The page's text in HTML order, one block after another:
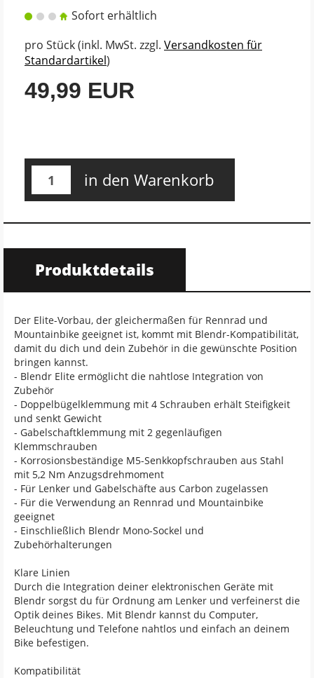
Sofort erhältlich
pro Stück (inkl. MwSt. zzgl. Versandkosten für
Standardartikel)
49,99 EUR
in den Warenkorb
Produktdetails
Der Elite-Vorbau, der gleichermaßen für Rennrad und
Mountainbike geeignet ist, kommt mit Blendr-Kompatibilität,
damit du dich und dein Zubehör in die gewünschte Position
bringen kannst.
- Blendr Elite ermöglicht die nahtlose Integration von
Zubehör
- Doppelbügelklemmung mit 4 Schrauben erhält Steifigkeit
und senkt Gewicht
- Gabelschaftklemmung mit 2 gegenläufigen
Klemmschrauben
- Korrosionsbeständige M5-Senkkopfschrauben aus Stahl
mit 5,2 Nm Anzugsdrehmoment
- Für Lenker und Gabelschäfte aus Carbon zugelassen
- Für die Verwendung an Rennrad und Mountainbike
geeignet
- Einschließlich Blendr Mono-Sockel und
Zubehörhalterungen
Klare Linien
Durch die Integration deiner elektronischen Geräte mit
Blendr sorgst du für Ordnung am Lenker und verfeinerst die
Optik deines Bikes. Mit Blendr kannst du Computer,
Beleuchtung und Telefone nahtlos und einfach an deinem
Bike befestigen.
Kompatibilität